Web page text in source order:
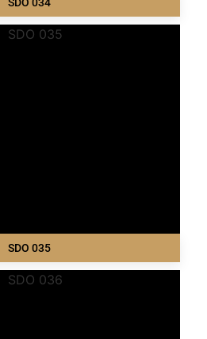
SDO 035